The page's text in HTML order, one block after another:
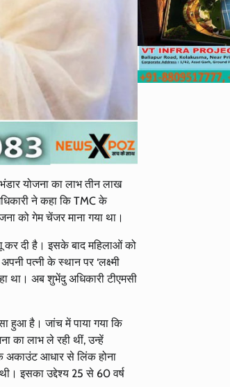
योजना का लाभ तीन लाख
ने कहा कि TMC के
को गेम चेंजर माना गया था।
कर दी है। इसके बाद महिलाओं को
पत्नी के स्थान पर ‘लक्ष्मी
था। अब शुभेंदु अधिकारी टीएमसी
हुआ है। जांच में पाया गया कि
का लाभ ले रही थीं, उन्हें
अकाउंट आधार से लिंक होना
इसका उद्देश्य 25 से 60 वर्ष